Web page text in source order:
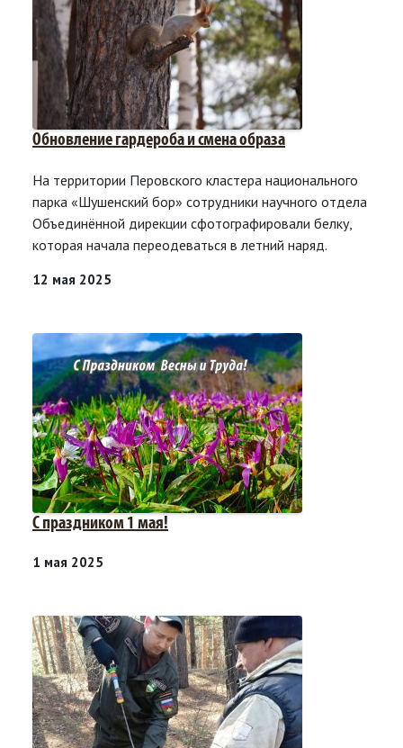
Обновление гардероба и смена образа
На территории Перовского кластера национального
парка «Шушенский бор» сотрудники научного отдела
Объединённой дирекции сфотографировали белку,
которая начала переодеваться в летний наряд.
12 мая 2025
С праздником 1 мая!
1 мая 2025